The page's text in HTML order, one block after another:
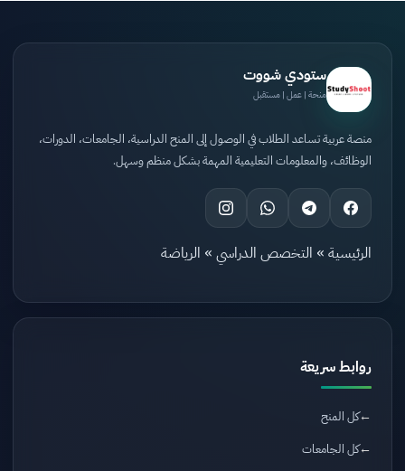
ستودي شووت
منحة | عمل | مستقبل
منصة عربية تساعد الطلاب في الوصول إلى المنح الدراسية، الجامعات، الدورات،
الوظائف، والمعلومات التعليمية المهمة بشكل منظم وسهل.
الرئيسية » التخصص الدراسي » الرياضة
روابط سريعة
كل المنح
كل الجامعات